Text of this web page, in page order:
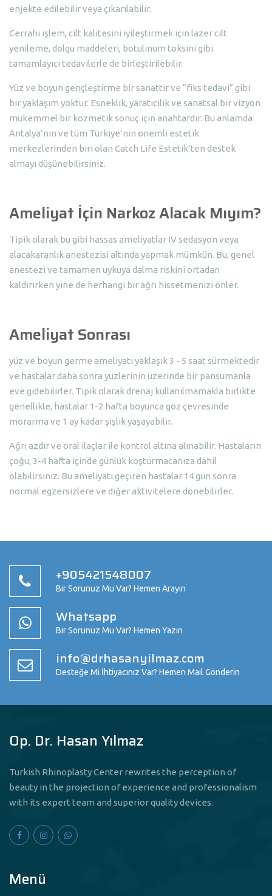
enjekte edilebilir veya çıkarılabilir.
Cerrahi işlem, cilt kalitesini iyileştirmek için lazer cilt
yenileme, dolgu maddeleri, botulinum toksini gibi
tamamlayıcı tedavilerle de birleştirilebilir.
Yüz ve boyun gençleştirme bir sanattır ve “fiks tedavi” gibi
bir yaklaşım yoktur. Esneklik, yaratıcılık ve sanatsal bir vizyon
mükemmel bir kozmetik sonuç için anahtardır. Bu anlamda
Antalya’nın ve tüm Türkiye’nin önemli estetik
merkezlerinden biri olan Catch Life Estetik’ten destek
almayı düşünebilirsiniz.
Ameliyat İçin Narkoz Alacak Mıyım?
Tipik olarak bu gibi hassas ameliyatlar IV sedasyon veya
alacakaranlık anestezisi altında yapmak mümkün. Bu, genel
anestezi ve tamamen uykuya dalma riskini ortadan
kaldırırken yine de herhangi bir ağrı hissetmenizi önler.
Ameliyat Sonrası
yüz ve boyun germe ameliyatı yaklaşık 3 - 5 saat sürmektedir
ve hastalar daha sonra yüzlerinin üzerinde bir pansumanla
eve gidebilirler. Tipik olarak drenaj kullanılmamakla birlikte
genellikle, hastalar 1-2 hafta boyunca göz çevresinde
morarma ve 1 ay kadar şişlik yaşayabilir.
Ağrı azdır ve oral ilaçlar ile kontrol altına alınabilir. Hastaların
çoğu, 3-4 hafta içinde günlük koşturmacanıza dahil
olabilirsiniz. Bu ameliyatı geçiren hastalar 14 gün sonra
normal egzersizlere ve diğer aktivitelere dönebilirler.
+905421548007
Bir Sorunuz Mu Var? Hemen Arayın
Whatsapp
Bir Sorunuz Mu Var? Hemen Yazın
info@drhasanyilmaz.com
Desteğe Mi İhtiyacınız Var? Hemen Mail Gönderin
Op. Dr. Hasan Yılmaz
Turkish Rhinoplasty Center rewrites the perception of
beauty in the projection of experience and professionalism
with its expert team and superior quality devices.
Menü